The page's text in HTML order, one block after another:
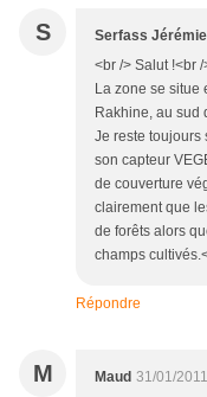
S Serfass Jérémie
<br /> Salut !<br
La zone se situe
Rakhine, au sud
Je reste toujours
son capteur
de couverture
clairement que
de forêts alors
champs
Répondre
M Maud 31/01/